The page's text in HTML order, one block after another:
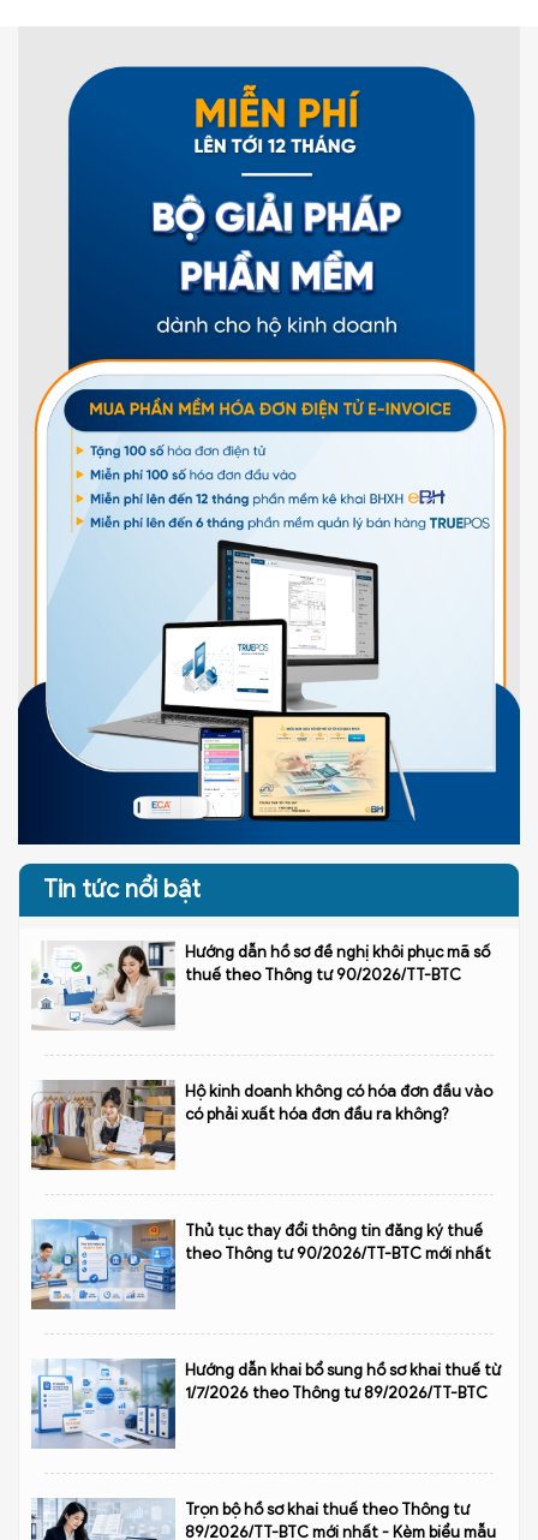
Tin tức nổi bật
Hướng dẫn hồ sơ đề nghị khôi phục mã số
thuế theo Thông tư 90/2026/TT-BTC
Hộ kinh doanh không có hóa đơn đầu vào
có phải xuất hóa đơn đầu ra không?
Thủ tục thay đổi thông tin đăng ký thuế
theo Thông tư 90/2026/TT-BTC mới nhất
Hướng dẫn khai bổ sung hồ sơ khai thuế từ
1/7/2026 theo Thông tư 89/2026/TT-BTC
Trọn bộ hồ sơ khai thuế theo Thông tư
89/2026/TT-BTC mới nhất - Kèm biểu mẫu